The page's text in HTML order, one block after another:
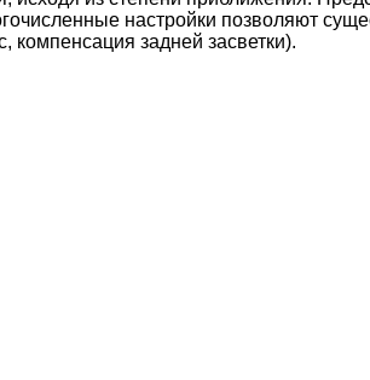
настройки позволяют
компенсация задней засветки).